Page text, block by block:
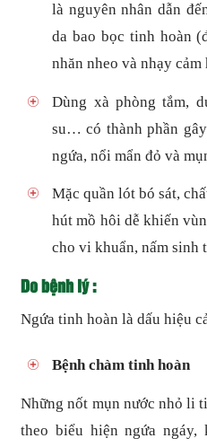
là nguyên nhân dẫn
da bao bọc tinh hoàn
nhăn nheo và nhạy
Dùng xà phòng tắm,
su… có thành phần
ngứa, nổi mẩn đỏ và
Mặc quần lót bó sát,
hút mồ hôi dễ khiến
cho vi khuẩn, nấm
Do bệnh lý :
Ngứa tinh hoàn là dấu hiệu
Bệnh chàm tinh hoàn
Những nốt mụn nước nhỏ li
theo biểu hiện ngứa